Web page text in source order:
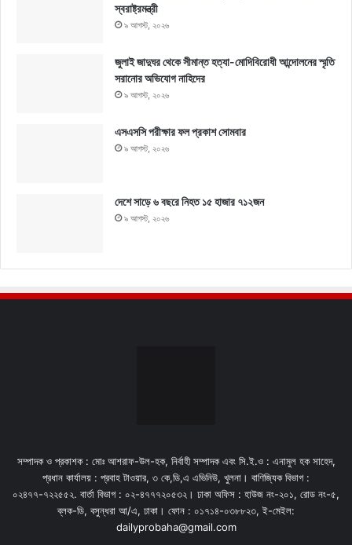
স্বরাষ্ট্রমন্ত্রী
৯ আগস্ট, ২০২৬
জুলাই জাদুঘর থেকে সীমান্ত হত্যা-মোদিবিরোধী আন্দোলনের স্মৃতি
সরানোর অভিযোগ নাহিদের
৯ আগস্ট, ২০২৬
এসএসসি পরীক্ষার ফল প্রকাশ সোমবার
৯ আগস্ট, ২০২৬
দেশে সাড়ে ৬ বছরে নিহত ১৫ হাজার ৭১২জন
৯ আগস্ট, ২০২৬
সম্পাদক ও প্রকাশক : মোঃ আশরাফ-উল-হক, নির্বাহী সম্পাদক এবং সি.ই.ও : এনামুল হক সাহেদ,
প্রধান কার্যালয় : প্রবাহ টাওয়ার, ৩ কে,ডি,এ এভিনিউ, খুলনা। বাণিজ্যিক বিভাগ :
০২৪৭৭-৭২২৫৫২. বার্তা বিভাগ : ০২-৪৭৭৭২০৫৩২। ঢাকা অফিস : হাউজ নং-২০১, রোড নং-৫,
ব্লক-ডি, বসুন্ধরা আ/এ, ঢাকা। ফোন : ০১৭১৪-০৩৮৮২৩, ই-মেইল:
dailyprobaha@gmail.com